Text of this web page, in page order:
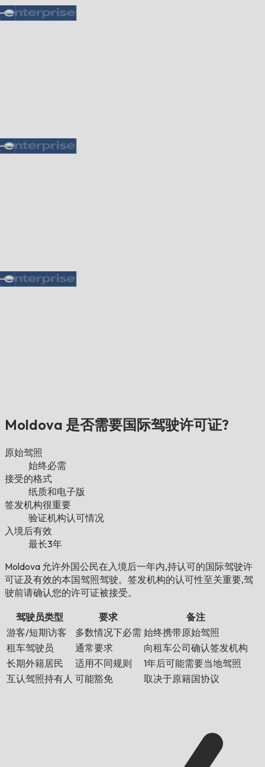
Moldova 是否需要国际驾驶许可证?
原始驾照
始终必需
接受的格式
纸质和电子版
签发机构很重要
验证机构认可情况
入境后有效
最长3年
Moldova 允许外国公民在入境后一年内,持认可的国际驾驶许
可证及有效的本国驾照驾驶。签发机构的认可性至关重要,驾
驶前请确认您的许可证被接受。
驾驶员类型 要求
备注
游客/短期访客
多数情况下必需 始终携带原始驾照
租车驾驶员
通常要求
向租车公司确认签发机构
长期外籍居民
适用不同规则
1年后可能需要当地驾照
互认驾照持有人 可能豁免 取决于原籍国协议